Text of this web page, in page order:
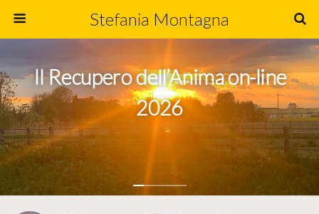
Stefania Montagna
Il Recupero dell’Anima on-line
2026